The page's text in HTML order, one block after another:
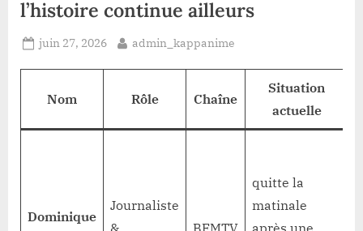
l’histoire continue ailleurs
Posted
juin 27, 2026 By
admin_kappanime
Nom Rôle Chaîne
Situation
actuelle
Dominique
Journaliste
quitte la
matinale